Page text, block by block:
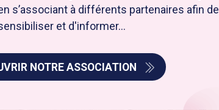
s’associant à différents partenaires afin de
et d'informer...
NOTRE ASSOCIATION